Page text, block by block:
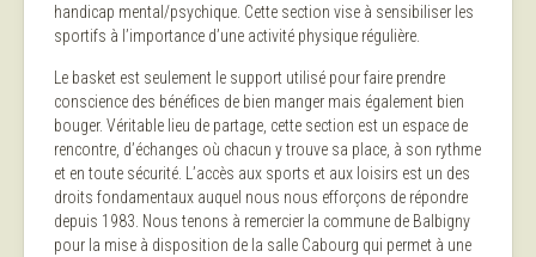
handicap mental/psychique. Cette section vise à sensibiliser les
sportifs à l’importance d’une activité physique régulière.
Le basket est seulement le support utilisé pour faire prendre
conscience des bénéfices de bien manger mais également bien
bouger. Véritable lieu de partage, cette section est un espace de
rencontre, d’échanges où chacun y trouve sa place, à son rythme
et en toute sécurité. L’accès aux sports et aux loisirs est un des
droits fondamentaux auquel nous nous efforçons de répondre
depuis 1983. Nous tenons à remercier la commune de Balbigny
pour la mise à disposition de la salle Cabourg qui permet à une